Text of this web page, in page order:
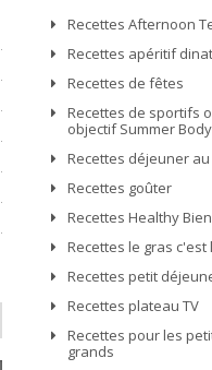
Recettes Afternoon
Recettes apéritif
Recettes de fêtes
Recettes de sportifs
objectif Summer Body
Recettes déjeuner
Recettes goûter
Recettes Healthy
Recettes le gras c'est
Recettes petit
Recettes plateau TV
Recettes pour les
grands